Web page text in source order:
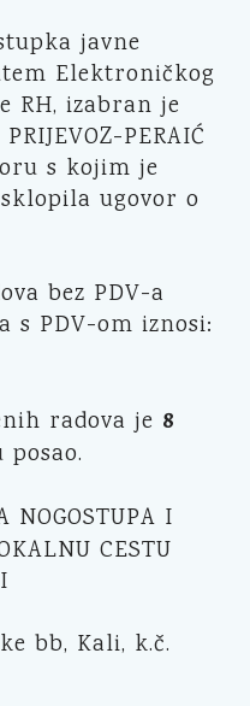
javne
Elektroničkog
RH, izabran je
PERAIĆ
s kojim je
sklopila ugovor o
bez PDV-a
s PDV-om iznosi:
radova je 8
NOGOSTUPA I
CESTU
bb, Kali, k.č.